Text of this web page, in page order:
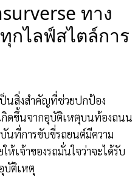
ทาง
กไลฟ์สไตล์การ
นสิ่งสำคัญที่ช่วยปกป้อง
กิดขึ้นจากอุบัติเหตุบนท้องถนน
นที่การขับขี่รถยนต์มีความ
ห้เจ้าของรถมั่นใจว่าจะได้รับ
บัติเหตุ